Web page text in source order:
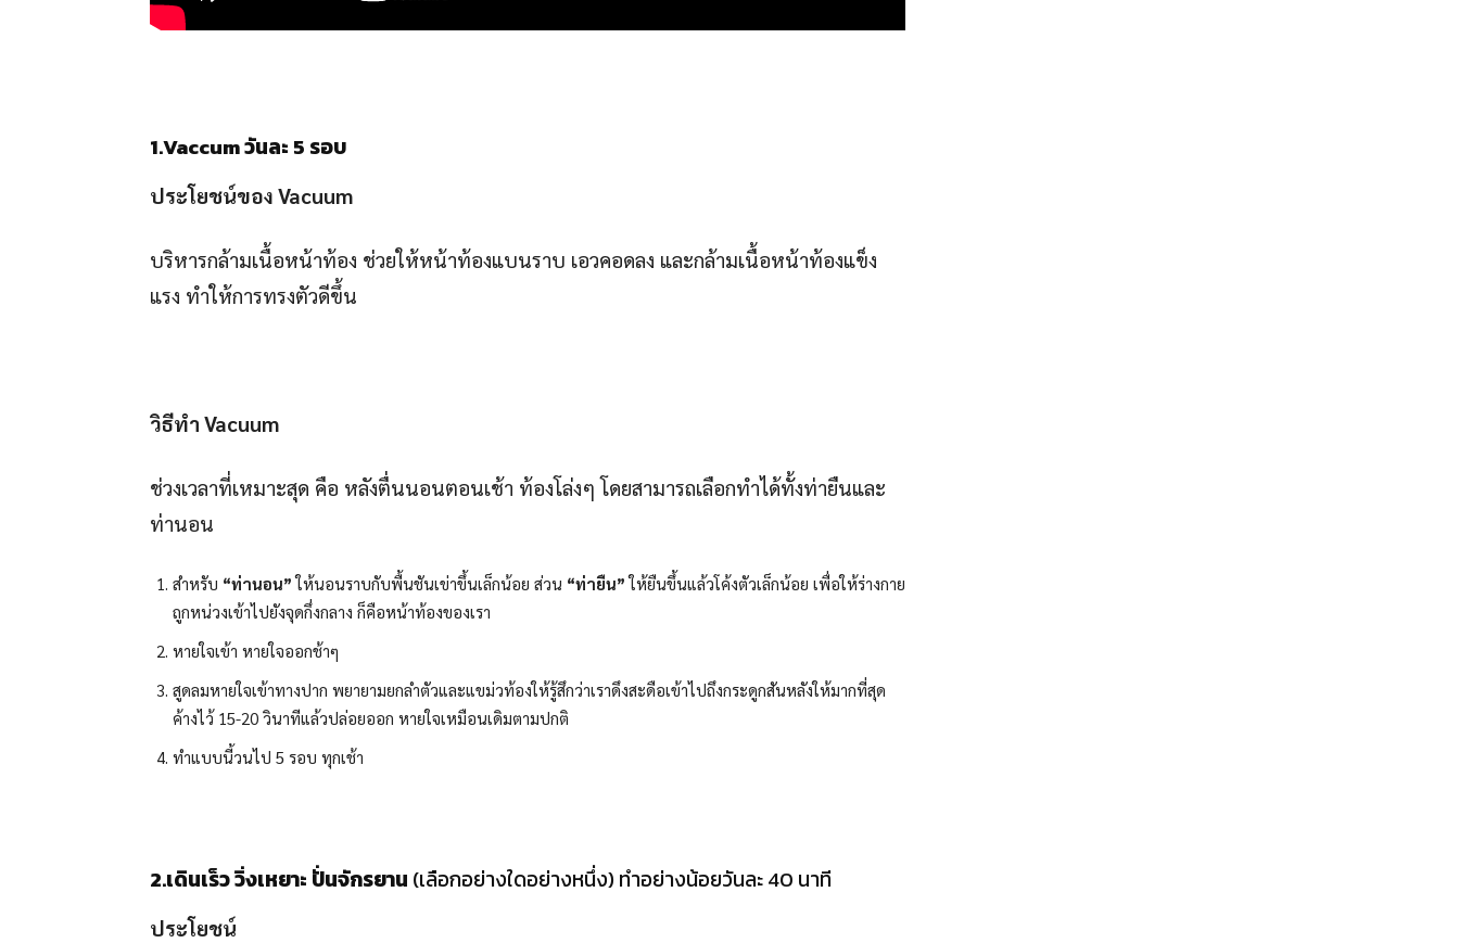
1.Vaccumวันละ 5 รอบ
ประโยชน์ของ Vacuum
บริหารกล้ามเนื้อหน้าท้อง ช่วยให้หน้าท้องแบนราบ เอวคอดลง และกล้ามเนื้อหน้าท้องแข็ง
แรง ทำให้การทรงตัวดีขึ้น
วิธีทำ Vacuum
ช่วงเวลาที่เหมาะสุด คือ หลังตื่นนอนตอนเช้า ท้องโล่งๆ โดยสามารถเลือกทำได้ทั้งท่ายืนและ
ท่านอน
สำหรับ “ท่านอน”ให้นอนราบกับพื้นชันเข่าขึ้นเล็กน้อย ส่วน “ท่ายืน”ให้ยืนขึ้นแล้วโค้งตัวเล็กน้อย เพื่อให้ร่างกาย
ถูกหน่วงเข้าไปยังจุดกึ่งกลาง ก็คือหน้าท้องของเรา
หายใจเข้า หายใจออกช้าๆ
สูดลมหายใจเข้าทางปาก พยายามยกลำตัวและแขม่วท้องให้รู้สึกว่าเราดึงสะดือเข้าไปถึงกระดูกสันหลังให้มากที่สุด
ค้างไว้ 15-20 วินาทีแล้วปล่อยออก หายใจเหมือนเดิมตามปกติ
ทำแบบนี้วนไป 5 รอบ ทุกเช้า
2.เดินเร็ว วิ่งเหยาะ ปั่นจักรยาน (เลือกอย่างใดอย่างหนึ่ง) ทำอย่างน้อยวันละ 40 นาที
ประโยชน์